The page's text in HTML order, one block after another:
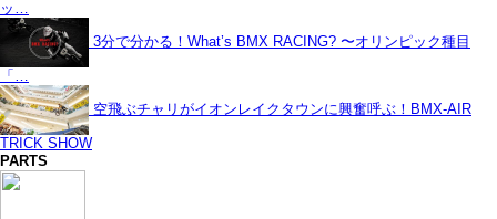
ッ…
3分で分かる！What’s BMX RACING? 〜オリンピック種目
「…
空飛ぶチャリがイオンレイクタウンに興奮呼ぶ！BMX-AIR
TRICK SHOW
PARTS